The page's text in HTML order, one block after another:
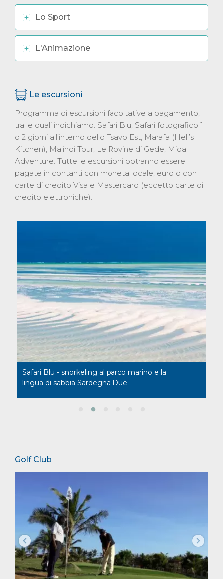
Lo Sport
L'Animazione
Le escursioni
Programma di escursioni facoltative a pagamento,
tra le quali indichiamo: Safari Blu, Safari fotografico 1
o 2 giorni all’interno dello Tsavo Est, Marafa (Hell’s
Kitchen), Malindi Tour, Le Rovine di Gede, Mida
Adventure. Tutte le escursioni potranno essere
pagate in contanti con moneta locale, euro o con
carte di credito Visa e Mastercard (eccetto carte di
credito elettroniche).
Safari Blu - snorkeling al parco marino e la
lingua di sabbia Sardegna Due
Golf Club